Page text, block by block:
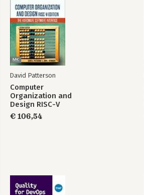
David Patterson
Computer
Organization and
Design RISC-V
Edition
€ 106,54